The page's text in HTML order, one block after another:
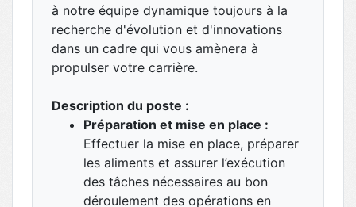
à notre équipe dynamique toujours à la
recherche d'évolution et d'innovations
dans un cadre qui vous amènera à
propulser votre carrière.
Description du poste :
Préparation et mise en place :
Effectuer la mise en place, préparer
les aliments et assurer l’exécution
des tâches nécessaires au bon
déroulement des opérations en